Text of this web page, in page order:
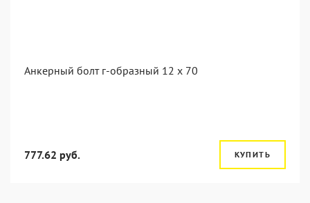
Анкерный болт г-образный 12 x 70
777.62 руб. КУПИТЬ